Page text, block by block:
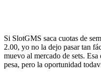
Si SlotGMS saca cuotas de
2.00, yo no la dejo pasar tan
muevo al mercado de sets.
pesa, pero la oportunidad